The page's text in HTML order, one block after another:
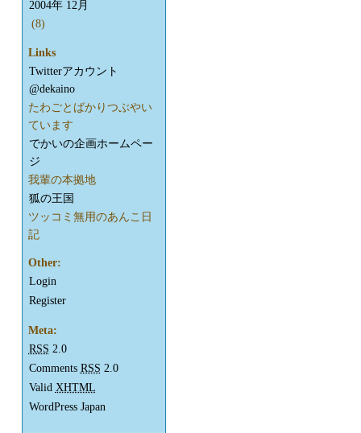
2004年 12月
(8)
Links
Twitterアカウント
@dekaino
たわごとばかりつぶやい
ています
でかいの企画ホームペー
ジ
我輩の本拠地
狐の王国
ツッコミ無用のあんこ日
記
Other:
Login
Register
Meta:
RSS 2.0
Comments RSS 2.0
Valid XHTML
WordPress Japan